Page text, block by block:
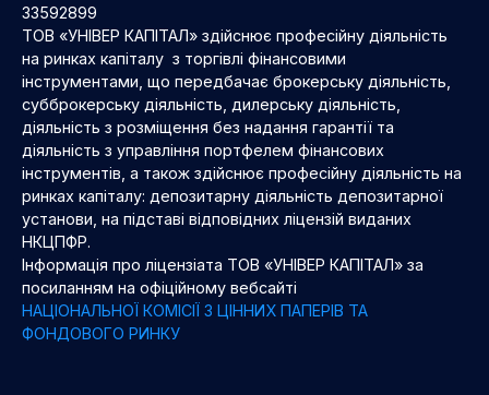
33592899
ТОВ «УНІВЕР КАПІТАЛ» здійснює професійну діяльність
на ринках капіталу з торгівлі фінансовими
інструментами, що передбачає брокерську діяльність,
субброкерську діяльність, дилерську діяльність,
діяльність з розміщення без надання гарантії та
діяльність з управління портфелем фінансових
інструментів, а також здійснює професійну діяльність на
ринках капіталу: депозитарну діяльність депозитарної
установи, на підставі відповідних ліцензій виданих
НКЦПФР.
Інформація про ліцензіата ТОВ «УНІВЕР КАПІТАЛ» за
посиланням на офіційному вебсайті
НАЦІОНАЛЬНОЇ КОМІСІЇ З ЦІННИХ ПАПЕРІВ ТА
ФОНДОВОГО РИНКУ